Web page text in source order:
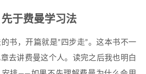
于费曼学习法
书，开篇就是”四步走”。这本书不一
去讲费曼这个人。读完之后我也明白